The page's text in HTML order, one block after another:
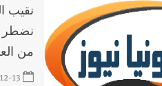
نضطر
من
13